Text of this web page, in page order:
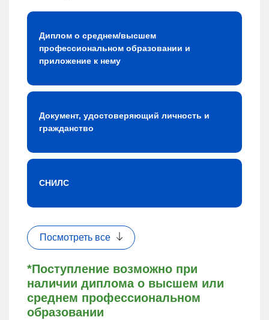
*Поступление возможно при
наличии диплома о высшем или
среднем профессиональном
образовании
Диплом о среднем/высшем
профессиональном образовании и
приложение к нему
Документ, удостоверяющий личность и
гражданство
СНИЛС
Посмотреть все